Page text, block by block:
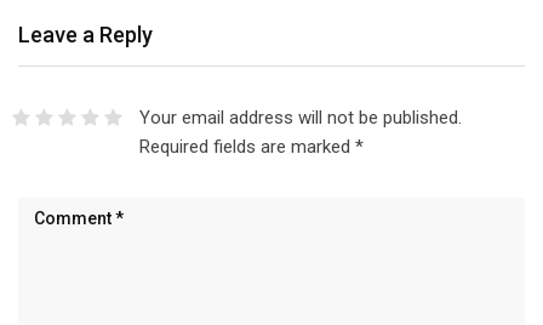
Leave a Reply
Your email address will not be published.
Required fields are marked *